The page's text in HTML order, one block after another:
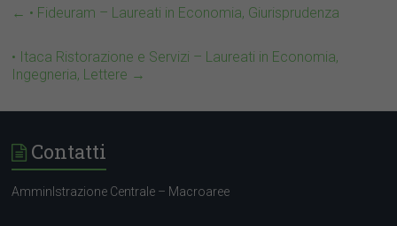
← • Fideuram – Laureati in Economia, Giurisprudenza
• Itaca Ristorazione e Servizi – Laureati in Economia,
Ingegneria, Lettere →
Contatti
AmminIstrazione Centrale – Macroaree